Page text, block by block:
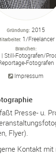
Gründung 2015
1/Freelancer
Branchen
Still-Fotografen/
Fotografen
Impressum
Presse- u.
Flyer).
Kontakt